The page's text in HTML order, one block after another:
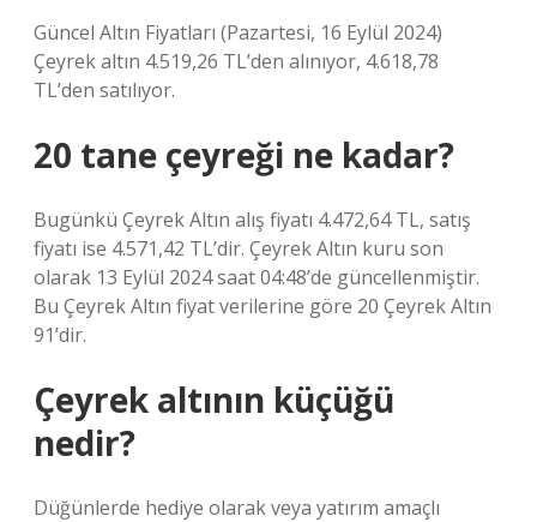
Güncel Altın Fiyatları (Pazartesi, 16 Eylül 2024)
Çeyrek altın 4.519,26 TL’den alınıyor, 4.618,78
TL’den satılıyor.
20 tane çeyreği ne kadar?
Bugünkü Çeyrek Altın alış fiyatı 4.472,64 TL, satış
fiyatı ise 4.571,42 TL’dir. Çeyrek Altın kuru son
olarak 13 Eylül 2024 saat 04:48’de güncellenmiştir.
Bu Çeyrek Altın fiyat verilerine göre 20 Çeyrek Altın
91’dir.
Çeyrek altının küçüğü
nedir?
Düğünlerde hediye olarak veya yatırım amaçlı